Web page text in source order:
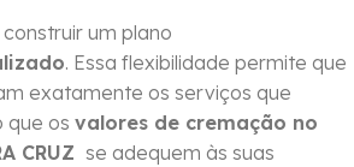
um plano
. Essa flexibilidade permite que
exatamente os serviços que
que os valores de cremação no
CRUZ se adequem às suas